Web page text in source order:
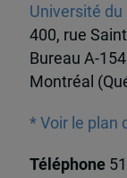
Université du
400, rue
Bureau A-
Montréal
* Voir le plan
Téléphone